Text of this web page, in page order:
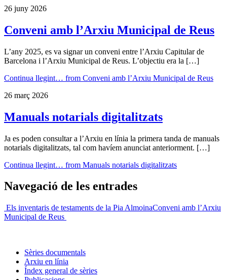
26 juny 2026
Conveni amb l’Arxiu Municipal de Reus
L’any 2025, es va signar un conveni entre l’Arxiu Capitular de
Barcelona i l’Arxiu Municipal de Reus. L’objectiu era la […]
Continua llegint… from Conveni amb l’Arxiu Municipal de Reus
26 març 2026
Manuals notarials digitalitzats
Ja es poden consultar a l’Arxiu en línia la primera tanda de manuals
notarials digitalitzats, tal com havíem anunciat anteriorment. […]
Continua llegint… from Manuals notarials digitalitzats
Navegació de les entrades
Els inventaris de testaments de la Pia AlmoinaConveni amb l’Arxiu
Municipal de Reus
Sèries documentals
Arxiu en línia
Índex general de sèries